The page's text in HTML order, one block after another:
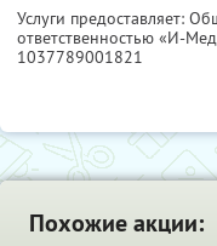
Услуги предоставляет:
ответственностью «И-
1037789001821
Похожие акции: